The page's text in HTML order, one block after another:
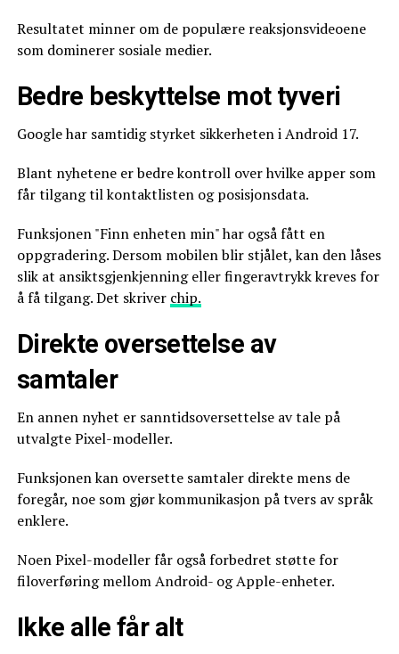
Resultatet minner om de populære reaksjonsvideoene
som dominerer sosiale medier.
Bedre beskyttelse mot tyveri
Google har samtidig styrket sikkerheten i Android 17.
Blant nyhetene er bedre kontroll over hvilke apper som
får tilgang til kontaktlisten og posisjonsdata.
Funksjonen "Finn enheten min" har også fått en
oppgradering. Dersom mobilen blir stjålet, kan den låses
slik at ansiktsgjenkjenning eller fingeravtrykk kreves for
å få tilgang. Det skriver chip.
Direkte oversettelse av
samtaler
En annen nyhet er sanntidsoversettelse av tale på
utvalgte Pixel-modeller.
Funksjonen kan oversette samtaler direkte mens de
foregår, noe som gjør kommunikasjon på tvers av språk
enklere.
Noen Pixel-modeller får også forbedret støtte for
filoverføring mellom Android- og Apple-enheter.
Ikke alle får alt